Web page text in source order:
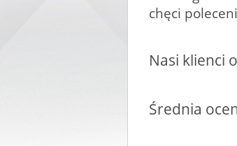
chęci
Nasi klienci
Średnia